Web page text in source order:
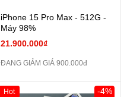
iPhone 15 Pro Max - 512G -
Máy 98%
21.900.000₫
ĐANG GIẢM GIÁ 900.000đ
-4%
Hot